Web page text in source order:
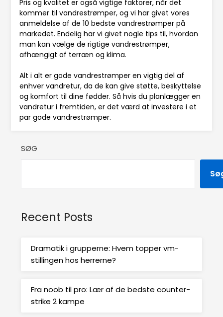
Pris og kvalitet er også vigtige faktorer, når det
kommer til vandrestrømper, og vi har givet vores
anmeldelse af de 10 bedste vandrestrømper på
markedet. Endelig har vi givet nogle tips til, hvordan
man kan vælge de rigtige vandrestrømper,
afhængigt af terræn og klima.
Alt i alt er gode vandrestrømper en vigtig del af
enhver vandretur, da de kan give støtte, beskyttelse
og komfort til dine fødder. Så hvis du planlægger en
vandretur i fremtiden, er det værd at investere i et
par gode vandrestrømper.
SØG
Recent Posts
Dramatik i grupperne: Hvem topper vm-
stillingen hos herrerne?
Fra noob til pro: Lær af de bedste counter-
strike 2 kampe